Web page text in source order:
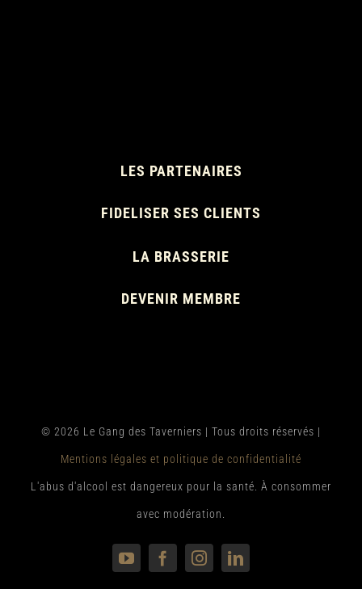
LES PARTENAIRES
FIDELISER SES CLIENTS
LA BRASSERIE
DEVENIR MEMBRE
© 2026 Le Gang des Taverniers | Tous droits réservés |
Mentions légales et politique de confidentialité
L'abus d'alcool est dangereux pour la santé. À consommer
avec modération.